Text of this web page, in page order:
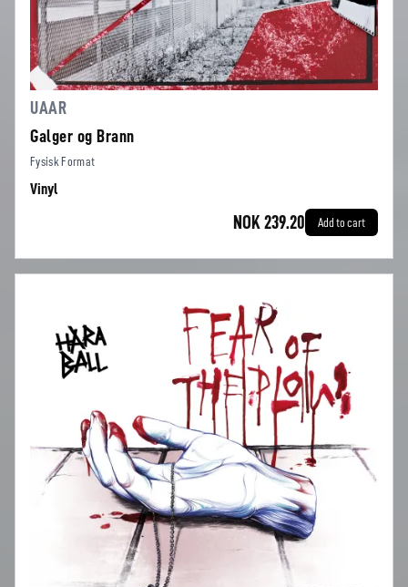
UAAR
Galger og Brann
Fysisk Format
Vinyl
NOK 239.20 Add to cart